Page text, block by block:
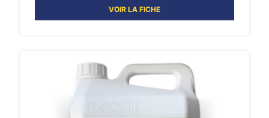
VOIR LA FICHE